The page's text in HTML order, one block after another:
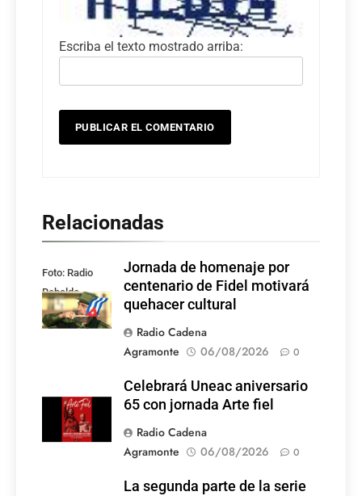
Escriba el texto mostrado arriba:
Relacionadas
Foto: Radio
Rebelde
Jornada de homenaje por
centenario de Fidel motivará
quehacer cultural
Radio Cadena
Agramonte
06/08/2026 0
Celebrará Uneac aniversario
65 con jornada Arte fiel
Radio Cadena
Agramonte
06/08/2026 0
La segunda parte de la serie